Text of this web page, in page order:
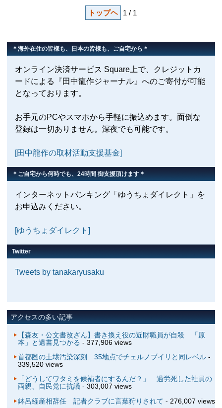
トップヘ 1 / 1
＊海外在住の皆様も、日本の皆様も、ご自宅から＊
オンライン決済サービス Square上で、クレジットカ
ードによる『田中龍作ジャーナル』へのご寄付が可能
となっております。
お手元のPCやスマホから手軽に振込めます。面倒な
登録は一切ありません。深夜でも可能です。
[田中龍作の取材活動支援基金]
＊ご自宅から何時でも、24時間 御支援頂けます＊
インターネットバンキング「ゆうちょダイレクト」を
お申込みください。
[ゆうちょダイレクト]
Twitter
Tweets by tanakaryusaku
アクセスの多い記事
【森友・公文書改ざん】書き換え役の近財職員が自殺 「原
本」と遺書見つかる - 377,906 views
首都圏の土壌汚染深刻 35地点でチェルノブイリと同レベル-
339,520 views
「どうしてワタミを候補者にするんだ？」 過労死した社員の
両親、自民党に抗議- 303,007 views
鉢呂経産相辞任 記者クラブに言葉狩りされて - 276,007 views